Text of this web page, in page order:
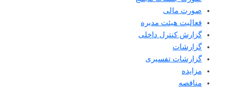
صورت مالی
فعالیت هیئت مدیره
گزارش کنترل داخلی
گزارشات
گزارشات تفسیری
مزایده
مناقصه